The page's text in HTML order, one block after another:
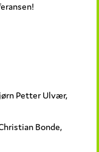
Petter Ulvær,
Bonde,